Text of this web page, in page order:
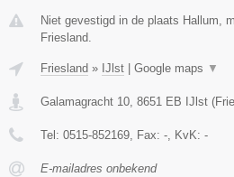
Niet gevestigd in de plaats Hallum,
Friesland.
Friesland » IJlst Google maps ▼
Galamagracht 10, 8651 EB IJlst (
Tel: 0515-852169, Fax: -, KvK: -
E-mailadres onbekend